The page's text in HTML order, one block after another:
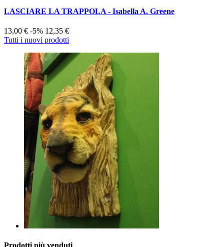
LASCIARE LA TRAPPOLA - Isabella A. Greene
13,00 € -5% 12,35 €
Tutti i nuovi prodotti